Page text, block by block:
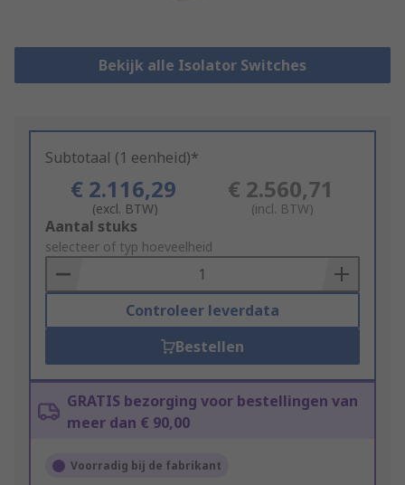
Bekijk alle Isolator Switches
Subtotaal (1 eenheid)*
€ 2.116,29
(excl. BTW)
€ 2.560,71
(incl. BTW)
Add
to
Basket
Aantal stuks
selecteer of typ hoeveelheid
Controleer leverdata
Bestellen
GRATIS bezorging voor bestellingen van
meer dan € 90,00
Voorradig bij de fabrikant